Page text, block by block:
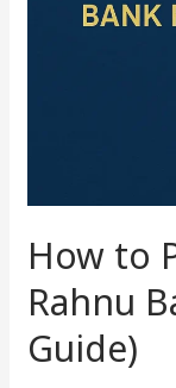
How to
Rahnu
Guide)